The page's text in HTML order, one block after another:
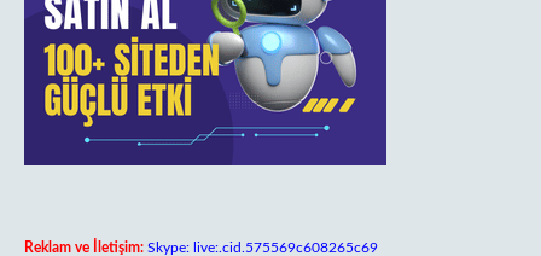
Reklam ve İletişim: Skype: live:.cid.575569c608265c69